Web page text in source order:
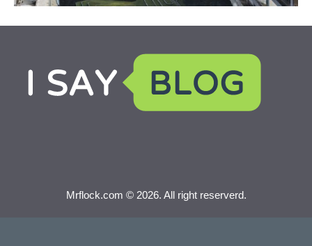
Mrflock.com © 2026. All right reserverd.